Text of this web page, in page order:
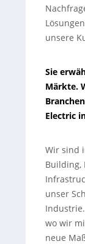
unsere
Sie
Märkte.
Electric
Wir sind
Building,
unser
wo wir
neue